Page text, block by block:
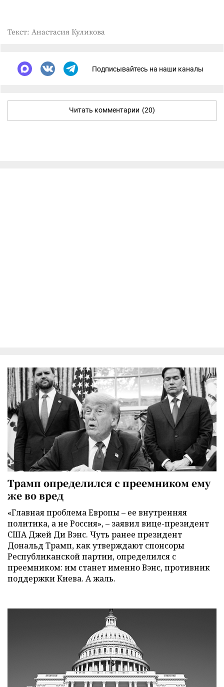
Текст: Анастасия Куликова
Подписывайтесь на наши каналы
Читать комментарии (20)
Трамп определился с преемником ему
же во вред
«Главная проблема Европы – ее внутренняя
политика, а не Россия», – заявил вице-президент
США Джей Ди Вэнс. Чуть ранее президент
Дональд Трамп, как утверждают спонсоры
Республиканской партии, определился с
преемником: им станет именно Вэнс, противник
поддержки Киева. А жаль.